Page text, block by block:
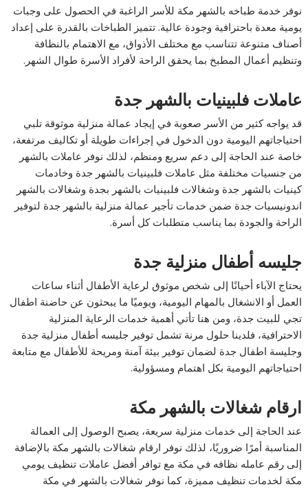
نوفر خدمة طباخه بالشهر مكة للأسر الراغبة في الحصول على وجبات
يومية معدة باحترافية وجودة عالية. تتميز الطباخات بالقدرة على إعداد
أصناف متنوعة تتناسب مع مختلف الأذواق، مع الاهتمام بالنظافة
وتنظيم أعمال المطبخ بما يحقق الراحة لأفراد الأسرة طوال الشهر.
عاملات فلبينيات بالشهر جدة
قد يواجه كثير من الأسر صعوبة في إيجاد عمالة منزلية موثوقة تلبي
احتياجاتهم اليومية دون الدخول في إجراءات طويلة أو تكاليف مرتفعة،
خاصة عند الحاجة إلى دعم سريع ومنظم، لذلك نوفر عاملات بالشهر
من جنسيات مختلفة مثل عاملات فلبينيات بالشهر جدة وخادمات
كينيات بالشهر جدة وشغالات فلبينيات بالشهر بجدة وشغالات بالشهر
اندونيسيات جدة ضمن خدمات تأجير عمالة منزلية بالشهر جدة لتوفير
الراحة والجودة بما يناسب متطلبات كل أسرة.
جليسه أطفال منزلية جدة
يحتاج الآباء أحيانًا إلى شخص موثوق لرعاية الأطفال أثناء ساعات
العمل أو الانشغال بالمهام اليومية، ويوميًا ما يبحثون عن حاضنة اطفال
تجي للبيت جدة، ومن هنا تأتي أهمية خدمات الرعاية المنزلية
الاحترافية، فلدينا حلول مرنة تشمل توفير جليسه أطفال منزلية جدة
وجليسة اطفال جدة لضمان توفير بيئة آمنة ومريحة للأطفال مع متابعة
احتياجاتهم اليومية بكل اهتمام ومسؤولية.
ارقام شغالات بالشهر مكة
عند الحاجة إلى خدمات منزلية سريعة، يصبح الوصول إلى العمالة
المناسبة أمرًا ضروريًا، لذلك نوفر ارقام شغالات بالشهر مكة بالإضافة
إلى رقم عامله نظافه في مكة مع توافر أفضل عاملات تنظيف يومي
مكة لخدمات تنظيف مميزة، كما نوفر شغالات بالشهر في مكة